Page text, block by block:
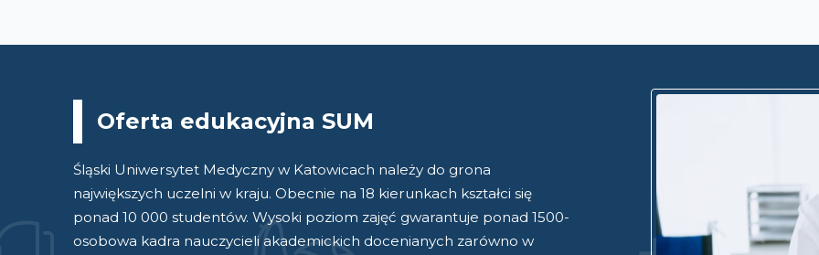
Oferta edukacyjna SUM
Śląski Uniwersytet Medyczny w Katowicach należy do grona
największych uczelni w kraju. Obecnie na 18 kierunkach kształci się
ponad 10 000 studentów. Wysoki poziom zajęć gwarantuje ponad 1500-
osobowa kadra nauczycieli akademickich docenianych zarówno w